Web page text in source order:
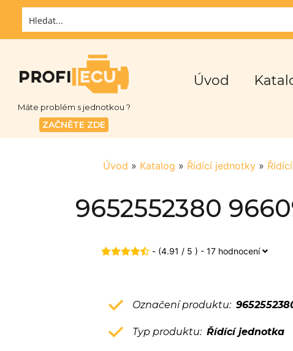
Máte problém s jednotkou ?
ZAČNĚTE ZDE
Úvod
Úvod » Katalog » Řídící jednotky »
9652552380
- (4.91 / 5 ) - 17 hodnocení
Označení produktu:
Typ produktu: Řídící jednotka